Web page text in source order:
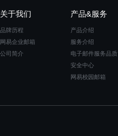
关于我们
品牌历程
网易企业邮箱
公司简介
产品&服务
产品介绍
服务介绍
电子邮件服务品质
安全中心
网易校园邮箱